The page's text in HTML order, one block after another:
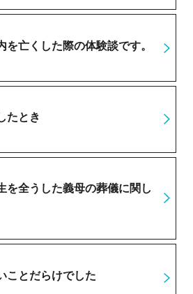
を亡くした際の体験談です。
たとき
を全うした義母の葬儀に関し
ことだらけでした